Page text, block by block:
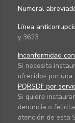
Numeral
Línea
y 3623
Inconformidad
Si necesita
ofrecidos por una
PQRSDF por
Si quiere
denuncia o
atención de esta